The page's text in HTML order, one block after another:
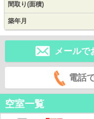
間取り(面積)
築年月
メールで
電話
空室一覧